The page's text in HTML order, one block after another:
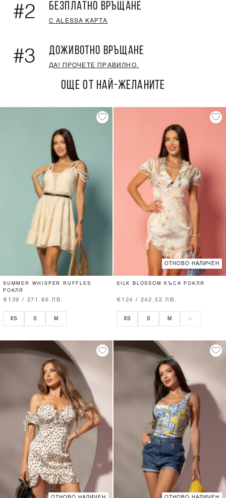
#2 БЕЗПЛАТНО ВРЪЩАНЕ
С ALESSA КАРТА
#3 ДОЖИВОТНО ВРЪЩАНЕ
ДА! ПРОЧЕТЕ ПРАВИЛНО.
ОЩЕ ОТ НАЙ-ЖЕЛАНИТЕ
SUMMER WHISPER RUFFLES
РОКЛЯ
€139 / 271.86 ЛВ.
XS S M
ОТНОВО НАЛИЧЕН
SILK BLOSSOM КЪСА РОКЛЯ
€124 / 242.52 ЛВ.
XS S M L